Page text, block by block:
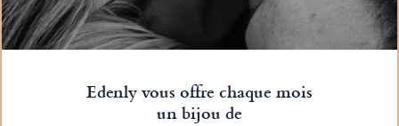
Edenly vous offre chaque mois
un bijou de